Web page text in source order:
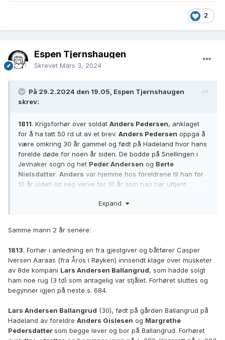
2
Espen Tjernshaugen
Skrevet Mars 3, 2024
På 29.2.2024 den 19.05, Espen Tjernshaugen
skrev:
1811. Krigsforhør over soldat Anders Pedersen, anklaget
for å ha tatt 50 rd ut av et brev. Anders Pedersen oppga å
være omkring 30 år gammel og født på Hadeland hvor hans
forelde døde for noen år siden. De bodde på Snellingen i
Jevnaker sogn og het Peder Andersen og Berte
Nielsdatter. Anders var hjemme hos foreldrene til han for
10 år siden lot seg verve for 10 år som han har uttjent
Forhøret fortsttes på s. 323 og 325. Dom på s. 329 med
Forsvaret, Generalauditøren, RA/RAFA-1772/F/Fg/Fgc/L0008:
Brukslenke for sidevisning:
https://www.digitalarkivet.no/rg10051101101162
1811. Krigsforhør over musketerLars Andersen som man
antok å være delaktig i å ha fraranet bonden John Rolstad
Ballangrud i Jevnaker på Hadeland hvor hans foreldre
ennå lever. Har bestandig vært hjemme hos foreldrene til
han ble utskrevet til soldat for 6 år siden. Var med på siste
Expand
Samme mann 2 år senere:
1813. Forhør i anledning en fra gjestgiver og båtfører Casper
Iversen Aaraas (fra Åros i Røyken) innsendt klage over musketer
av 8de kompani Lars Andersen Ballangrud, som hadde solgt
ham noe rug (3 td) som antagelig var stjålet. Forhøret sluttes og
begynner igjen på neste s. 684.
Lars Andersen Ballangrud (30), født på gården Ballangrud på
Hadeland av foreldre Anders Gislesen og Margrethe
Pedersdattersom begge lever og bor på Ballangrud. Forhøret